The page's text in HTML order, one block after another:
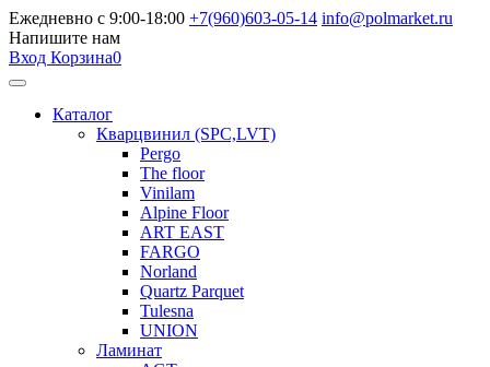
Ежедневно с 9:00-18:00 +7(960)603-05-14 info@polmarket.ru
Напишите нам
Вход Корзина0
Каталог
Кварцвинил (SPC,LVT)
Pergo
The floor
Vinilam
Alpine Floor
ART EAST
FARGO
Norland
Quartz Parquet
Tulesna
UNION
Ламинат